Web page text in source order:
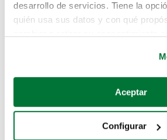
desarrollo de servicios. Tiene la
quién usa sus datos y con qué
Si lo permite, también quisiéramos:
Recopilar información sobre su
Identificar su dispositivo
Aceptar
Configurar
Pero puedes encontrar el coche
buscando en alguno de estos
Coches de segunda mano
Coches de km0